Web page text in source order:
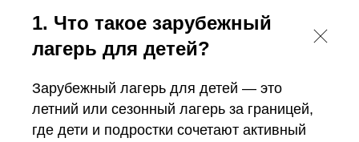
1. Что такое зарубежный
лагерь для детей?
Зарубежный лагерь для детей — это
летний или сезонный лагерь за границей,
где дети и подростки сочетают активный